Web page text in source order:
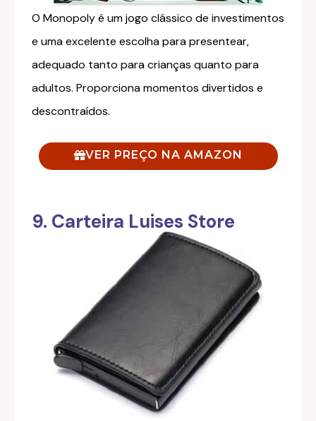
O Monopoly é um jogo clássico de investimentos
e uma excelente escolha para presentear,
adequado tanto para crianças quanto para
adultos. Proporciona momentos divertidos e
descontraídos.
VER PREÇO NA AMAZON
9. Carteira Luises Store